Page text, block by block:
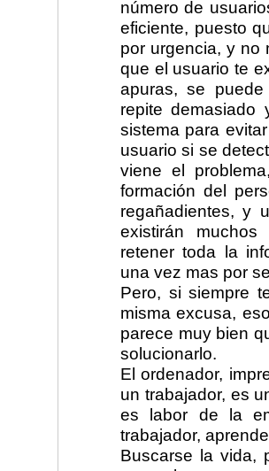
número de
eficiente, puesto
por urgencia, y no
que el usuario te
apuras, se
repite demasiado
sistema para
usuario si se
viene el
formación del
regañadientes, y
existirán
retener toda la
una vez mas por
Pero, si siempre
misma excusa,
parece muy bien
solucionarlo.
El ordenador,
un trabajador, es
es labor de la
trabajador,
Buscarse la vida,